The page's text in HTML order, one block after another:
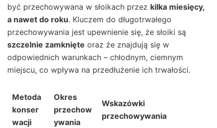
być przechowywana w słoikach przez kilka miesięcy,
a nawet do roku. Kluczem do długotrwałego
przechowywania jest upewnienie się, że słoiki są
szczelnie zamknięte oraz że znajdują się w
odpowiednich warunkach – chłodnym, ciemnym
miejscu, co wpływa na przedłużenie ich trwałości.
Metoda
konser
wacji
Okres
przechow
ywania
Wskazówki
przechowywania